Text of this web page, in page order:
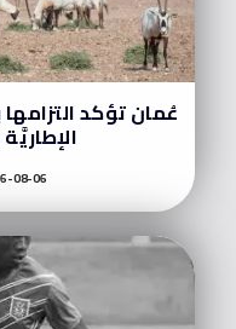
عُمان تؤكد التزامها
08-06